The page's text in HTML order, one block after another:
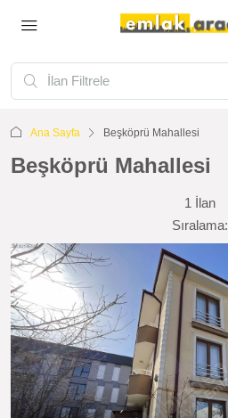
Ana Sayfa Beşköprü Mahallesi
Beşköprü Mahallesi
1 İlan
Sıralama: